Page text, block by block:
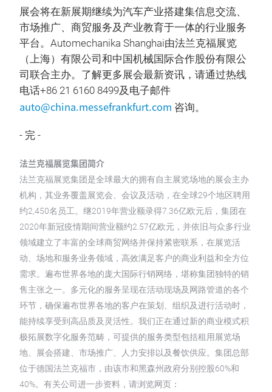
展会将在新展期继续为汽车产业搭建集信息交流、
市场推广、商贸服务及产业教育于一体的行业服务
平台。Automechanika Shanghai由法兰克福展览
（上海）有限公司和中国机械国际合作股份有限公
司联合主办。了解更多展会最新资讯，请通过热线
电话+86 21 6160 8499及电子邮件
auto@china.messefrankfurt.com 咨询。
- 完 -
法兰克福展览集团简介
法兰克福展览集团是全球最大的拥有自主展览场地的展会主办
机构，其业务覆盖展览会、会议及活动，在全球29个地区聘用
约2,450名员工。继2019年营业额录得7.36亿欧元后，集团在
2020年新冠疫情期间营业额约2.57亿欧元，并依旧与众多行业
领域建立了丰富的全球商贸网络并保持紧密联系，在展览活
动、场地和服务业务领域，高效满足客户的商业利益和全方位
需求。遍布世界各地的庞大国际行销网络，堪称集团独特的销
售主张之一。多元化的服务呈现在活动现场及网路管道的各个
环节，确保遍布世界各地的客户在策划、组织及进行活动时，
能持续享受到高品质及灵活性。我们正在通过新的商业模式积
极拓展数字化服务范畴，可提供的服务类型包括租用展览场
地、展会搭建、市场推广、人力安排以及餐饮供应。集团总部
位于德国法兰克福市，由该市和黑森州政府分别控股60%和
40%。有关公司进一步资料，请浏览网页：